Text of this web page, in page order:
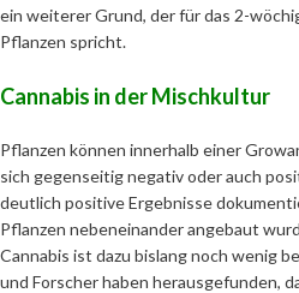
ein weiterer Grund, der für das 2-
Pflanzen spricht.
Cannabis in der Mischkultur
Pflanzen können innerhalb einer
sich gegenseitig negativ oder auch
deutlich positive Ergebnisse
Pflanzen nebeneinander angebaut
Cannabis ist dazu bislang noch wenig
und Forscher haben herausgefunden,